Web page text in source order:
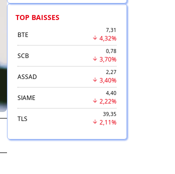
TOP BAISSES
BTE
7,31
4,32%
SCB
0,78
3,70%
ASSAD
2,27
3,40%
SIAME
4,40
2,22%
TLS
39,35
2,11%